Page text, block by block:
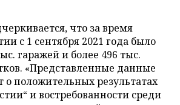
что за время
с 1 сентября 2021 года было
гаражей и более 496 тыс.
«Представленные данные
о положительных результатах
и востребованности среди